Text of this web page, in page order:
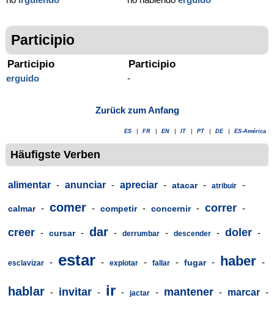
Participio
Participio
erguido
Participio
-
Zurück zum Anfang
ES FR EN IT PT DE ES-América
Häufigste Verben
alimentar - anunciar - apreciar - atacar - atribuir -
calmar - comer - competir - concernir - correr -
creer - cursar - dar - derrumbar - descender - doler -
esclavizar - estar - explotar - fallar - fugar - haber -
hablar - invitar - ir - jactar - mantener - marcar -